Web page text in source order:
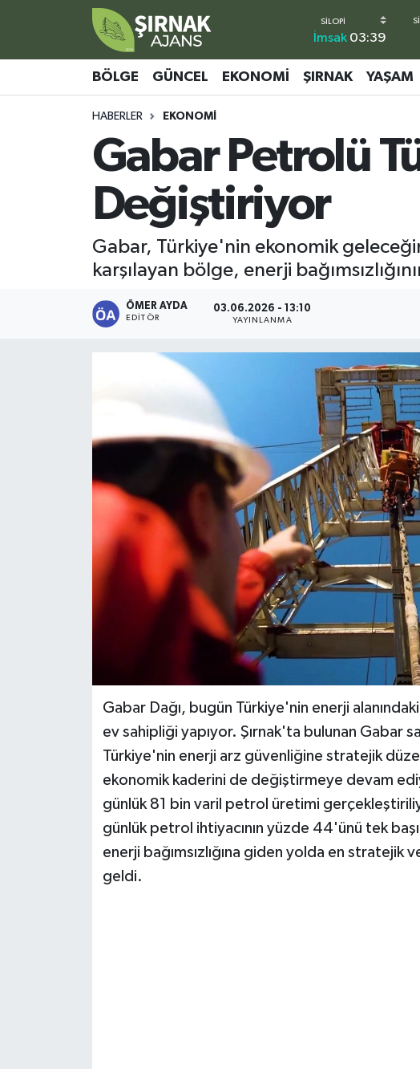
İmsak 03:39
BÖLGE GÜNCEL EKONOMI ŞIRNAK YAŞAM
HABERLER EKONOMI
Gabar Petrolü
Değiştiriyor
Gabar, Türkiye'nin ekonomik
karşılayan bölge, enerji
ÖMER AYDA
EDITÖR
03.06.2026 - 13:10
YAYINLANMA
Gabar Dağı, bugün Türkiye'nin enerji
ev sahipliği yapıyor. Şırnak'ta bulunan Gabar
Türkiye'nin enerji arz güvenliğine stratejik
ekonomik kaderini de değiştirmeye devam
günlük 81 bin varil petrol üretimi
günlük petrol ihtiyacının yüzde 44'ünü tek
enerji bağımsızlığına giden yolda en stratejik
geldi.
Bölge
Ekonomi
Şırnak Nöbetçi Eczaneler
Şirnak Namaz Vakitleri
Şırnak Trafik Yoğunluk Haritası
Süper Lig Puan Durumu ve Fikstür
Tüm Manşetler
Son Dakika Haberleri